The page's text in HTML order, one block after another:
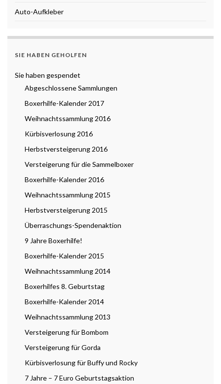
Auto-Aufkleber
SIE HABEN GEHOLFEN
Sie haben gespendet
Abgeschlossene Sammlungen
Boxerhilfe-Kalender 2017
Weihnachtssammlung 2016
Kürbisverlosung 2016
Herbstversteigerung 2016
Versteigerung für die Sammelboxer
Boxerhilfe-Kalender 2016
Weihnachtssammlung 2015
Herbstversteigerung 2015
Überraschungs-Spendenaktion
9 Jahre Boxerhilfe!
Boxerhilfe-Kalender 2015
Weihnachtssammlung 2014
Boxerhilfes 8. Geburtstag
Boxerhilfe-Kalender 2014
Weihnachtssammlung 2013
Versteigerung für Bombom
Versteigerung für Gorda
Kürbisverlosung für Buffy und Rocky
7 Jahre – 7 Euro Geburtstagsaktion